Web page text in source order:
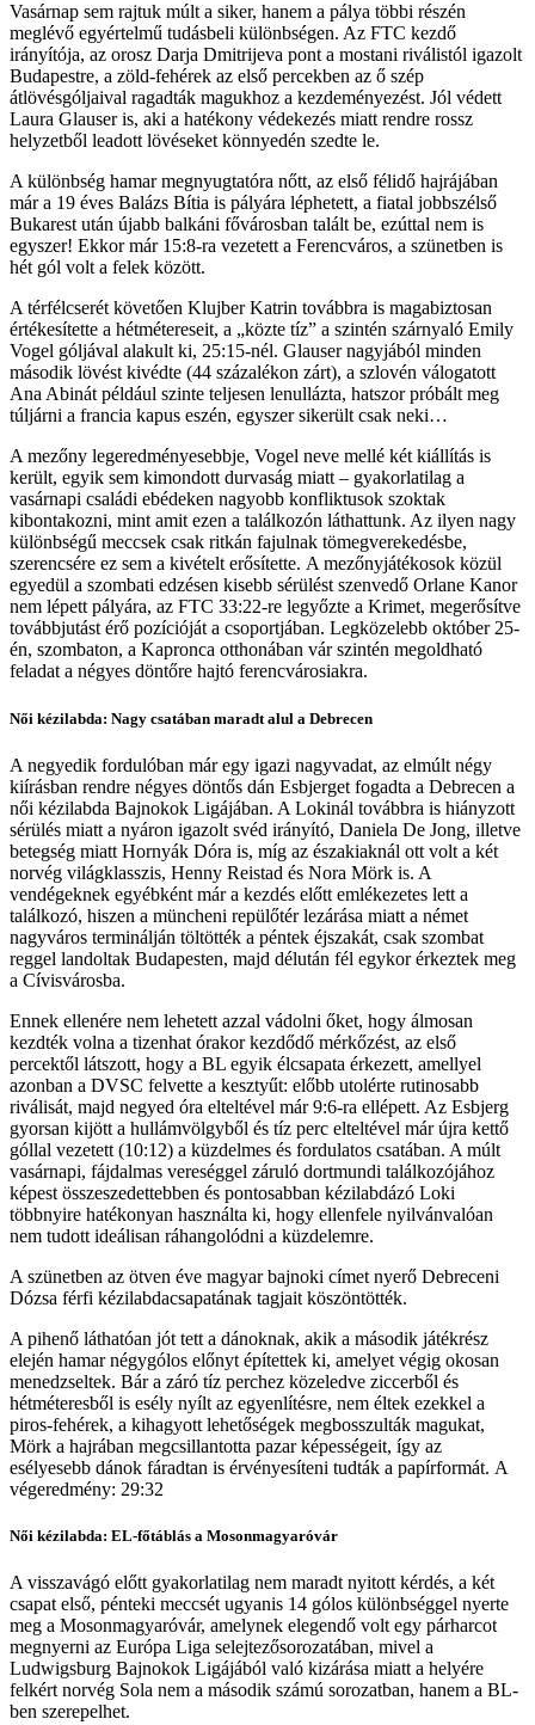
Vasárnap sem rajtuk múlt a siker, hanem a pálya többi részén
meglévő egyértelmű tudásbeli különbségen. Az FTC kezdő
irányítója, az orosz Darja Dmitrijeva pont a mostani riválistól igazolt
Budapestre, a zöld-fehérek az első percekben az ő szép
átlövésgóljaival ragadták magukhoz a kezdeményezést. Jól védett
Laura Glauser is, aki a hatékony védekezés miatt rendre rossz
helyzetből leadott lövéseket könnyedén szedte le.
A különbség hamar megnyugtatóra nőtt, az első félidő hajrájában
már a 19 éves Balázs Bítia is pályára léphetett, a fiatal jobbszélső
Bukarest után újabb balkáni fővárosban talált be, ezúttal nem is
egyszer! Ekkor már 15:8-ra vezetett a Ferencváros, a szünetben is
hét gól volt a felek között.
A térfélcserét követően Klujber Katrin továbbra is magabiztosan
értékesítette a hétmétereseit, a „közte tíz” a szintén szárnyaló Emily
Vogel góljával alakult ki, 25:15-nél. Glauser nagyjából minden
második lövést kivédte (44 százalékon zárt), a szlovén válogatott
Ana Abinát például szinte teljesen lenullázta, hatszor próbált meg
túljárni a francia kapus eszén, egyszer sikerült csak neki…
A mezőny legeredményesebbje, Vogel neve mellé két kiállítás is
került, egyik sem kimondott durvaság miatt – gyakorlatilag a
vasárnapi családi ebédeken nagyobb konfliktusok szoktak
kibontakozni, mint amit ezen a találkozón láthattunk. Az ilyen nagy
különbségű meccsek csak ritkán fajulnak tömegverekedésbe,
szerencsére ez sem a kivételt erősítette. A mezőnyjátékosok közül
egyedül a szombati edzésen kisebb sérülést szenvedő Orlane Kanor
nem lépett pályára, az FTC 33:22-re legyőzte a Krimet, megerősítve
továbbjutást érő pozícióját a csoportjában. Legközelebb október 25-
én, szombaton, a Kapronca otthonában vár szintén megoldható
feladat a négyes döntőre hajtó ferencvárosiakra.
Női kézilabda: Nagy csatában maradt alul a Debrecen
A negyedik fordulóban már egy igazi nagyvadat, az elmúlt négy
kiírásban rendre négyes döntős dán Esbjerget fogadta a Debrecen a
női kézilabda Bajnokok Ligájában. A Lokinál továbbra is hiányzott
sérülés miatt a nyáron igazolt svéd irányító, Daniela De Jong, illetve
betegség miatt Hornyák Dóra is, míg az északiaknál ott volt a két
norvég világklasszis, Henny Reistad és Nora Mörk is. A
vendégeknek egyébként már a kezdés előtt emlékezetes lett a
találkozó, hiszen a müncheni repülőtér lezárása miatt a német
nagyváros terminálján töltötték a péntek éjszakát, csak szombat
reggel landoltak Budapesten, majd délután fél egykor érkeztek meg
a Cívisvárosba.
Ennek ellenére nem lehetett azzal vádolni őket, hogy álmosan
kezdték volna a tizenhat órakor kezdődő mérkőzést, az első
percektől látszott, hogy a BL egyik élcsapata érkezett, amellyel
azonban a DVSC felvette a kesztyűt: előbb utolérte rutinosabb
riválisát, majd negyed óra elteltével már 9:6-ra ellépett. Az Esbjerg
gyorsan kijött a hullámvölgyből és tíz perc elteltével már újra kettő
góllal vezetett (10:12) a küzdelmes és fordulatos csatában. A múlt
vasárnapi, fájdalmas vereséggel záruló dortmundi találkozójához
képest összeszedettebben és pontosabban kézilabdázó Loki
többnyire hatékonyan használta ki, hogy ellenfele nyilvánvalóan
nem tudott ideálisan ráhangolódni a küzdelemre.
A szünetben az ötven éve magyar bajnoki címet nyerő Debreceni
Dózsa férfi kézilabdacsapatának tagjait köszöntötték.
A pihenő láthatóan jót tett a dánoknak, akik a második játékrész
elején hamar négygólos előnyt építettek ki, amelyet végig okosan
menedzseltek. Bár a záró tíz perchez közeledve ziccerből és
hétméteresből is esély nyílt az egyenlítésre, nem éltek ezekkel a
piros-fehérek, a kihagyott lehetőségek megbosszulták magukat,
Mörk a hajrában megcsillantotta pazar képességeit, így az
esélyesebb dánok fáradtan is érvényesíteni tudták a papírformát. A
végeredmény: 29:32
Női kézilabda: EL-főtáblás a Mosonmagyaróvár
A visszavágó előtt gyakorlatilag nem maradt nyitott kérdés, a két
csapat első, pénteki meccsét ugyanis 14 gólos különbséggel nyerte
meg a Mosonmagyaróvár, amelynek elegendő volt egy párharcot
megnyerni az Európa Liga selejtezősorozatában, mivel a
Ludwigsburg Bajnokok Ligájából való kizárása miatt a helyére
felkért norvég Sola nem a második számú sorozatban, hanem a BL-
ben szerepelhet.